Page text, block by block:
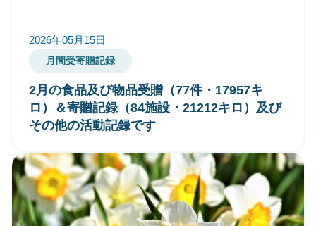
2026年05月15日
月間受寄贈記録
2月の食品及び物品受贈（77件・17957キ
ロ）＆寄贈記録（84施設・21212キロ）及び
その他の活動記録です